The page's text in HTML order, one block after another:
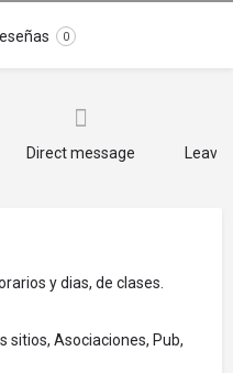
0
Direct message
y dias, de clases.
sitios, Asociaciones, Pub,